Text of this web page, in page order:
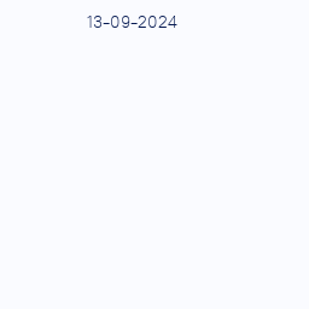
13-09-2024